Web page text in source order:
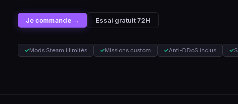
Je commande → Essai gratuit 72H
✓Mods Steam illimités ✓Missions custom ✓Anti-DDoS inclus ✓